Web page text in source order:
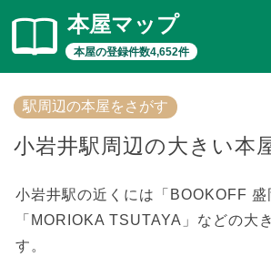
本屋マップ
本屋の登録件数4,652件
駅周辺の本屋をさがす
小岩井駅周辺の大きい本
小岩井駅の近くには「BOOKOFF 盛
「MORIOKA TSUTAYA」などの大
す。